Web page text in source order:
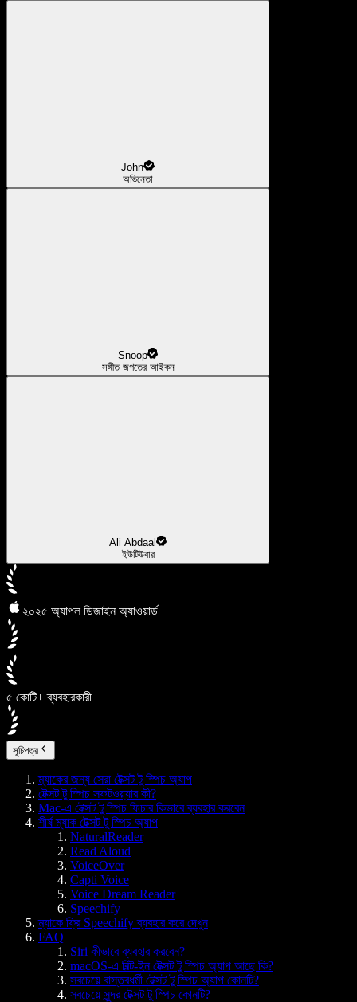
John
অভিনেতা
Snoop
সঙ্গীত জগতের আইকন
Ali Abdaal
ইউটিউবার
২০২৫ অ্যাপল ডিজাইন অ্যাওয়ার্ড
৫ কোটি+ ব্যবহারকারী
সূচিপত্র
ম্যাকের জন্য সেরা টেক্সট টু স্পিচ অ্যাপ
টেক্সট টু স্পিচ সফটওয়্যার কী?
Mac-এ টেক্সট টু স্পিচ ফিচার কিভাবে ব্যবহার করবেন
শীর্ষ ম্যাক টেক্সট টু স্পিচ অ্যাপ
NaturalReader
Read Aloud
VoiceOver
Capti Voice
Voice Dream Reader
Speechify
ম্যাকে ফ্রি Speechify ব্যবহার করে দেখুন
FAQ
Siri কীভাবে ব্যবহার করবেন?
macOS-এ বিল্ট-ইন টেক্সট টু স্পিচ অ্যাপ আছে কি?
সবচেয়ে বাস্তবধর্মী টেক্সট টু স্পিচ অ্যাপ কোনটি?
সবচেয়ে সুন্দর টেক্সট টু স্পিচ কোনটি?